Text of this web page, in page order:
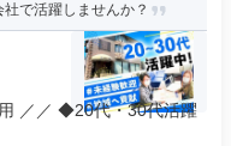
で活躍しませんか？
／／ ◆20代・30代活躍